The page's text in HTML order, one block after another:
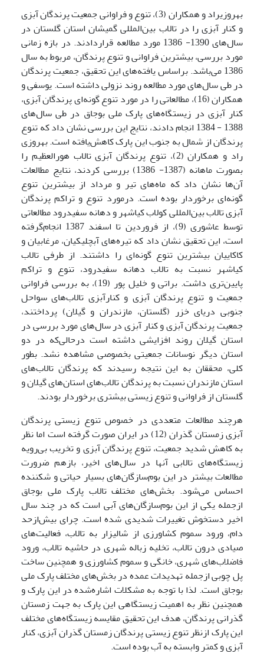
بهروزی­راد و همکاران (3)، تنوع و فراوانی جمعیت پرندگان آبزی
و کنار آبزی را در تالاب بین‌المللی گمیشان استان گلستان در
سال‌های 1390- 1386 مورد مطالعه قراردادند. در بازه زمانی
مورد بررسی، بیشترین فراوانی و تنوع پرندگان، مربوط به سال
1386 می‌باشد. براساس یافته‌های این تحقیق، جمعیت پرندگان
در طی سال‌های مورد مطالعه روند نزولی داشته است. یوسفی و
همکاران (16)، مطالعاتی را در مورد تنوع گونه‌ای پرندگان آبزی،
کنار آبزی در زیستگاه‌های پارک ملی بوجاق در طی سال‌های
1388 - 1384 انجام دادند، نتایج این بررسی نشان داد که تنوع
پرندگان از شمال به جنوب این پارک کاهش‌یافته است. بهروزی
راد و همکاران (2)، تنوع پرندگان آبزی تالاب هورالعظیم را
بصورت ماهانه (1387- 1386) بررسی کردند، نتایج مطالعات
آن‌ها نشان داد که ماه‌های تیر و مرداد از بیشترین تنوع
گونه‌ای برخوردار بوده است. درمورد تنوع و تراکم پرندگان
آبزی تالاب بین‌المللی کولاب کیاشهر و دهانه سفیدرود مطالعاتی
توسط عاشوری (9)، از فروردین تا اسفند 1387 انجام‌گرفته
است، این تحقیق نشان داد که تیره‌های آبچلیکیان، مرغابیان و
کاکاییان بیشترین تنوع گونه‌ای را داشتند. از طرفی تالاب
کیاشهر نسبت به تالاب دهانه سفیدرود، تنوع و تراکم
پایین‌تری داشت. براتی‌ و خلیل پور (19)، به بررسی فراوانی
جمعیت و تنوع پرندگان آبزی و کنارآبزی تالاب‌های سواحل
جنوبی دریای خزر (گلستان، مازندران و گیلان) پرداختند،
جمعیت پرندگان آبزی و کنار آبزی در سال‌های مورد بررسی در
استان گیلان روند افزایشی داشته است درحالی‌که در دو
استان دیگر نوسانات جمعیتی بخصوصی مشاهده نشد. بطور
کلی، محققان به این نتیجه رسیدند که پرندگان تالاب‌های
استان مازندران نسبت به پرندگان تالاب‌های استان‌های گیلان و
گلستان از فراوانی و تنوع زیستی بیشتری برخوردار بودند.
هرچند مطالعات متعددی در خصوص تنوع زیستی پرندگان
آبزی زمستان گذران (12) در ایران صورت گرفته است اما نظر
به کاهش شدید جمعیت، تنوع پرندگان آبزی و تخریب بی‌رویه
زیستگاه‌های تالابی آنها در سال‌های اخیر، بازهم ضرورت
مطالعات بیشتر در این بوم‌سازگان‌های بسیار حیاتی و شکننده
احساس می‌‌شود. بخش‌های مختلف تالاب‌ پارک ملی بوجاق
ازجمله یکی‌ از این بوم‌سازگان‌های آبی است که در چند سال
اخیر دستخوش تغییرات شدیدی شده است. چرای بیش‌ازحد
دام، ورود سموم کشاورزی از شالیزار به تالاب، فعالیت‌های
صیادی درون تالاب، تخلیه زباله شهری در حاشیه تالاب، ورود
فاضلاب‌های شهری، خانگی و سموم کشاورزی و همچنین ساخت
پل چوبی ازجمله تهدیدات عمده در بخش‌های مختلف پارک ملی‌
بوجاق است. لذا با توجه به مشکلات اشاره‌شده در این پارک و
همچنین نظر به اهمیت زیستگاهی این پارک به جهت زمستان
گذرانی پرندگان، هدف این تحقیق مقایسه زیستگاه‌های مختلف
این پارک ازنظر تنوع زیستی پرندگان زمستان گذران آبزی، کنار
آبزی و کمتر وابسته به آب بوده است.